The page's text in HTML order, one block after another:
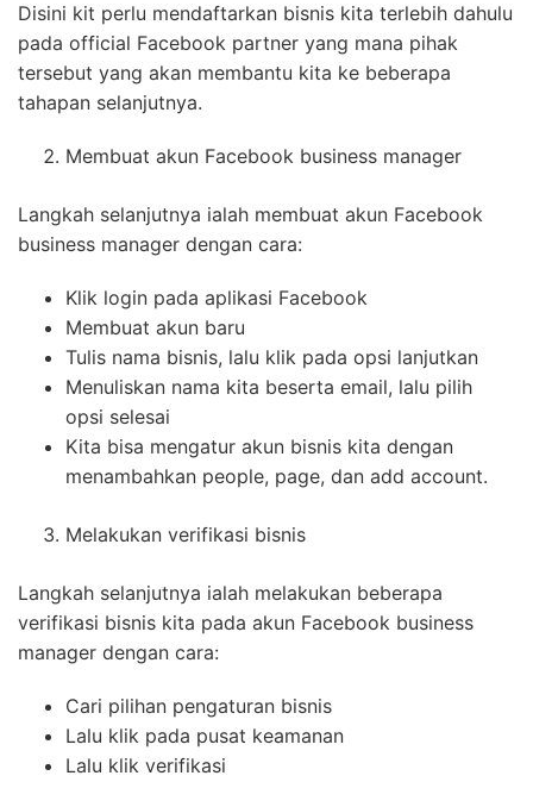
Disini kit perlu mendaftarkan bisnis kita terlebih dahulu
pada official Facebook partner yang mana pihak
tersebut yang akan membantu kita ke beberapa
tahapan selanjutnya.
Membuat akun Facebook business manager
Langkah selanjutnya ialah membuat akun Facebook
business manager dengan cara:
Klik login pada aplikasi Facebook
Membuat akun baru
Tulis nama bisnis, lalu klik pada opsi lanjutkan
Menuliskan nama kita beserta email, lalu pilih
opsi selesai
Kita bisa mengatur akun bisnis kita dengan
menambahkan people, page, dan add account.
Melakukan verifikasi bisnis
Langkah selanjutnya ialah melakukan beberapa
verifikasi bisnis kita pada akun Facebook business
manager dengan cara:
Cari pilihan pengaturan bisnis
Lalu klik pada pusat keamanan
Lalu klik verifikasi